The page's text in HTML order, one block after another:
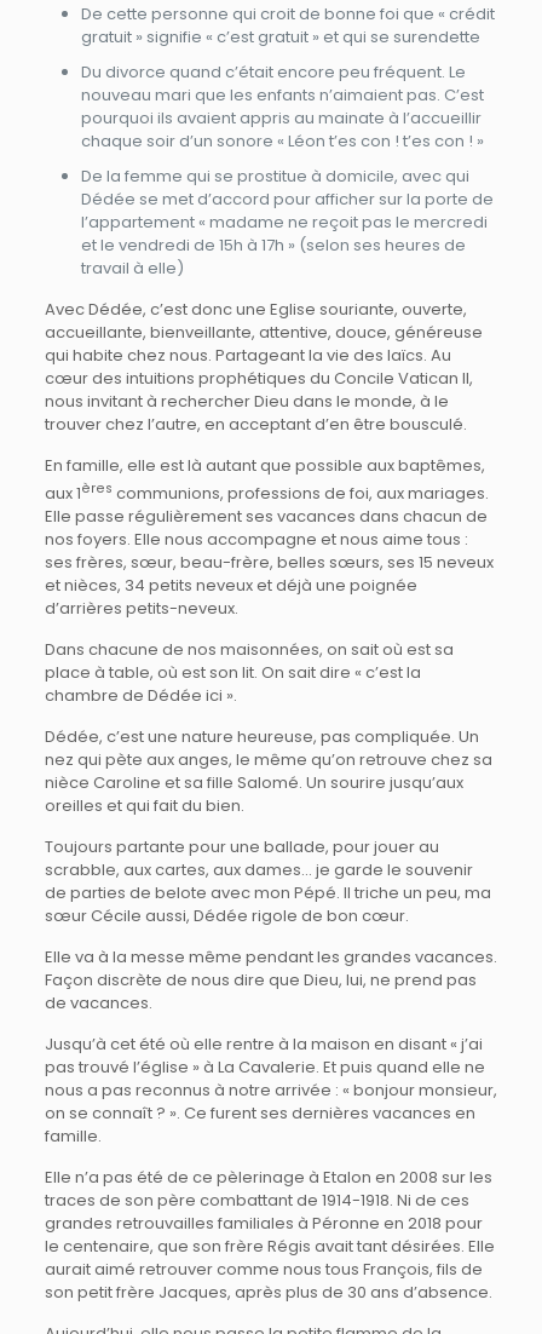
De cette personne qui croit de bonne foi que « crédit
gratuit » signifie « c’est gratuit » et qui se surendette
Du divorce quand c’était encore peu fréquent. Le
nouveau mari que les enfants n’aimaient pas. C’est
pourquoi ils avaient appris au mainate à l’accueillir
chaque soir d’un sonore « Léon t’es con ! t’es con ! »
De la femme qui se prostitue à domicile, avec qui
Dédée se met d’accord pour afficher sur la porte de
l’appartement « madame ne reçoit pas le mercredi
et le vendredi de 15h à 17h » (selon ses heures de
travail à elle)
Avec Dédée, c’est donc une Eglise souriante, ouverte,
accueillante, bienveillante, attentive, douce, généreuse
qui habite chez nous. Partageant la vie des laïcs. Au
cœur des intuitions prophétiques du Concile Vatican II,
nous invitant à rechercher Dieu dans le monde, à le
trouver chez l’autre, en acceptant d’en être bousculé.
En famille, elle est là autant que possible aux baptêmes,
aux 1ères communions, professions de foi, aux mariages.
Elle passe régulièrement ses vacances dans chacun de
nos foyers. Elle nous accompagne et nous aime tous :
ses frères, sœur, beau-frère, belles sœurs, ses 15 neveux
et nièces, 34 petits neveux et déjà une poignée
d’arrières petits-neveux.
Dans chacune de nos maisonnées, on sait où est sa
place à table, où est son lit. On sait dire « c’est la
chambre de Dédée ici ».
Dédée, c’est une nature heureuse, pas compliquée. Un
nez qui pète aux anges, le même qu’on retrouve chez sa
nièce Caroline et sa fille Salomé. Un sourire jusqu’aux
oreilles et qui fait du bien.
Toujours partante pour une ballade, pour jouer au
scrabble, aux cartes, aux dames… je garde le souvenir
de parties de belote avec mon Pépé. Il triche un peu, ma
sœur Cécile aussi, Dédée rigole de bon cœur.
Elle va à la messe même pendant les grandes vacances.
Façon discrète de nous dire que Dieu, lui, ne prend pas
de vacances.
Jusqu’à cet été où elle rentre à la maison en disant « j’ai
pas trouvé l’église » à La Cavalerie. Et puis quand elle ne
nous a pas reconnus à notre arrivée : « bonjour monsieur,
on se connaît ? ». Ce furent ses dernières vacances en
famille.
Elle n’a pas été de ce pèlerinage à Etalon en 2008 sur les
traces de son père combattant de 1914-1918. Ni de ces
grandes retrouvailles familiales à Péronne en 2018 pour
le centenaire, que son frère Régis avait tant désirées. Elle
aurait aimé retrouver comme nous tous François, fils de
son petit frère Jacques, après plus de 30 ans d’absence.